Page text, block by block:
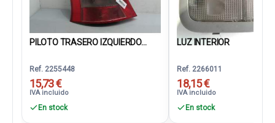
PILOTO TRASERO IZQUIERDO...
Ref. 2255448
15,73 €
IVA incluido
En stock
LUZ INTERIOR
Ref. 2266011
18,15 €
IVA incluido
En stock